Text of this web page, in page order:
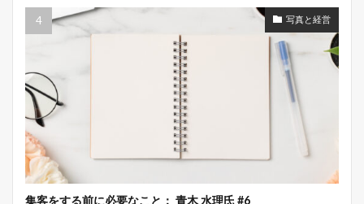
写真と経営
集客をする前に必要なこと： 青木 水理氏 #6